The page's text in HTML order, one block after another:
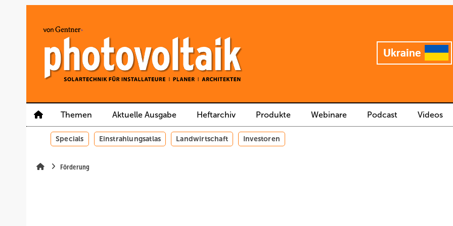
Themen Aktuelle Ausgabe Heftarchiv Produkte Webinare Podcast Videos
Specials Einstrahlungsatlas Landwirtschaft Investoren
Förderung